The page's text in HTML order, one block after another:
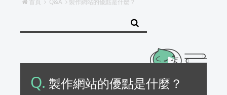
首頁 Q&A 製作網站的優點是什麼？
Q. 製作網站的優點是什麼？